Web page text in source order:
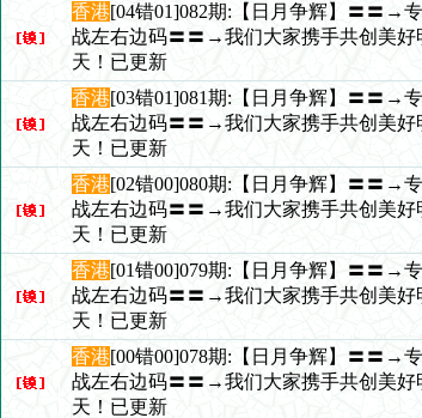
香港[04错01]082期:【日月争辉】〓〓→
战左右边码〓〓→我们大家携手共创美好
天！已更新
香港[03错01]081期:【日月争辉】〓〓→
战左右边码〓〓→我们大家携手共创美好
天！已更新
香港[02错00]080期:【日月争辉】〓〓→
战左右边码〓〓→我们大家携手共创美好
天！已更新
香港[01错00]079期:【日月争辉】〓〓→
战左右边码〓〓→我们大家携手共创美好
天！已更新
香港[00错00]078期:【日月争辉】〓〓→
战左右边码〓〓→我们大家携手共创美好
天！已更新